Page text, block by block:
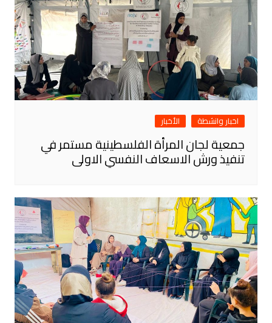
اخبار وانشطة الأخبار
جمعية لجان المرأة الفلسطينية مستمر في
تنفيذ ورش الاسعاف النفسي الاولى